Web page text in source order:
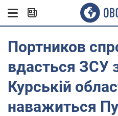
Портников
вдасться ЗСУ
Курській
наважиться